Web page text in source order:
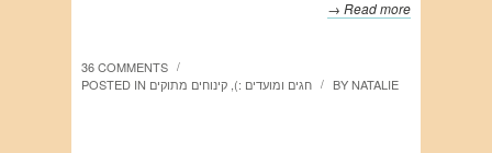
Read more →
36 COMMENTS /
POSTED IN חגים ומועדים :) קינוחים מתוקים / BYNATALIE